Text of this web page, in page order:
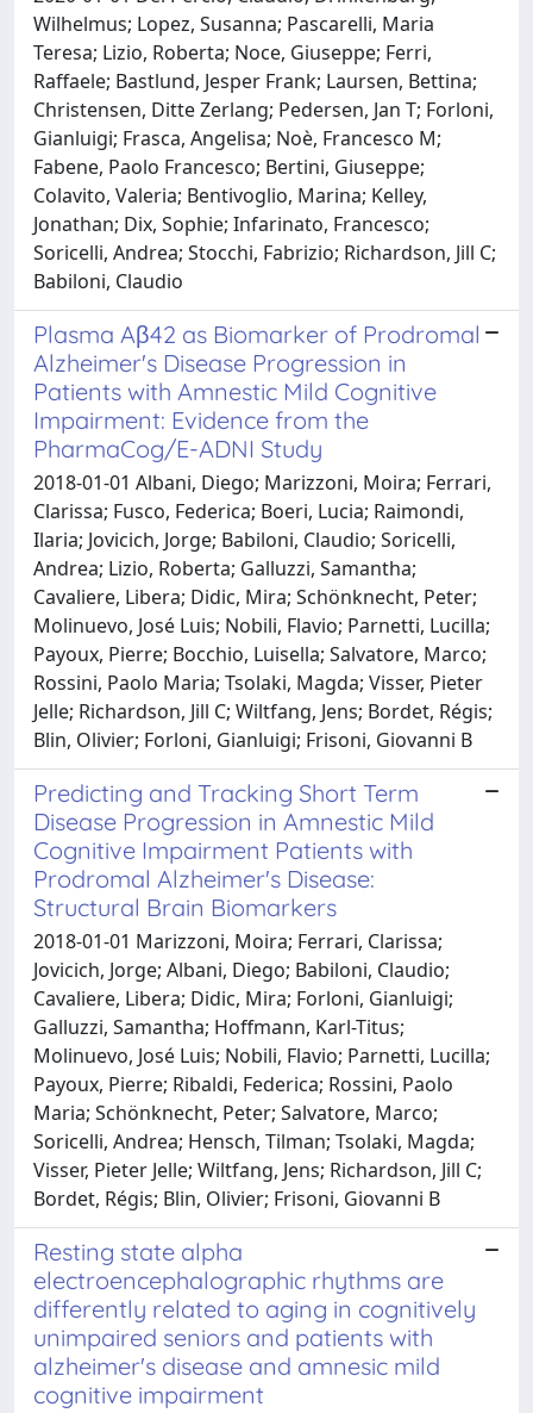
Wilhelmus; Lopez, Susanna; Pascarelli, Maria
Teresa; Lizio, Roberta; Noce, Giuseppe; Ferri,
Raffaele; Bastlund, Jesper Frank; Laursen, Bettina;
Christensen, Ditte Zerlang; Pedersen, Jan T; Forloni,
Gianluigi; Frasca, Angelisa; Noè, Francesco M;
Fabene, Paolo Francesco; Bertini, Giuseppe;
Colavito, Valeria; Bentivoglio, Marina; Kelley,
Jonathan; Dix, Sophie; Infarinato, Francesco;
Soricelli, Andrea; Stocchi, Fabrizio; Richardson, Jill C;
Babiloni, Claudio
Plasma Aβ42 as Biomarker of Prodromal
Alzheimer's Disease Progression in
Patients with Amnestic Mild Cognitive
Impairment: Evidence from the
PharmaCog/E-ADNI Study
2018-01-01 Albani, Diego; Marizzoni, Moira; Ferrari,
Clarissa; Fusco, Federica; Boeri, Lucia; Raimondi,
Ilaria; Jovicich, Jorge; Babiloni, Claudio; Soricelli,
Andrea; Lizio, Roberta; Galluzzi, Samantha;
Cavaliere, Libera; Didic, Mira; Schönknecht, Peter;
Molinuevo, José Luis; Nobili, Flavio; Parnetti, Lucilla;
Payoux, Pierre; Bocchio, Luisella; Salvatore, Marco;
Rossini, Paolo Maria; Tsolaki, Magda; Visser, Pieter
Jelle; Richardson, Jill C; Wiltfang, Jens; Bordet, Régis;
Blin, Olivier; Forloni, Gianluigi; Frisoni, Giovanni B
Predicting and Tracking Short Term
Disease Progression in Amnestic Mild
Cognitive Impairment Patients with
Prodromal Alzheimer's Disease:
Structural Brain Biomarkers
2018-01-01 Marizzoni, Moira; Ferrari, Clarissa;
Jovicich, Jorge; Albani, Diego; Babiloni, Claudio;
Cavaliere, Libera; Didic, Mira; Forloni, Gianluigi;
Galluzzi, Samantha; Hoffmann, Karl-Titus;
Molinuevo, José Luis; Nobili, Flavio; Parnetti, Lucilla;
Payoux, Pierre; Ribaldi, Federica; Rossini, Paolo
Maria; Schönknecht, Peter; Salvatore, Marco;
Soricelli, Andrea; Hensch, Tilman; Tsolaki, Magda;
Visser, Pieter Jelle; Wiltfang, Jens; Richardson, Jill C;
Bordet, Régis; Blin, Olivier; Frisoni, Giovanni B
Resting state alpha
electroencephalographic rhythms are
differently related to aging in cognitively
unimpaired seniors and patients with
alzheimer's disease and amnesic mild
cognitive impairment